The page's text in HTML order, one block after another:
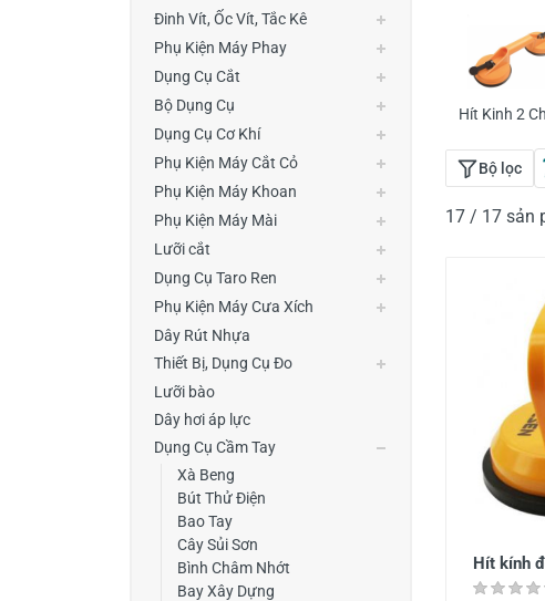
Thước Đo Laser
Đồ Bảo Hộ Lao Động
Đinh Vít, Ốc Vít, Tắc Kê
Phụ Kiện Máy Phay
Dụng Cụ Cắt
Bộ Dụng Cụ
Dụng Cụ Cơ Khí
Phụ Kiện Máy Cắt Cỏ
Phụ Kiện Máy Khoan
Phụ Kiện Máy Mài
Lưỡi cắt
Dụng Cụ Taro Ren
Phụ Kiện Máy Cưa Xích
Dây Rút Nhựa
Thiết Bị, Dụng Cụ Đo
Lưỡi bào
Dây hơi áp lực
Dụng Cụ Cầm Tay
Xà Beng
Bút Thử Điện
Bao Tay
Cây Sủi Sơn
Bình Châm Nhớt
Bay Xây Dựng
Hít Kinh 2
Bộ lọc
17 / 17 sản
Hít kính